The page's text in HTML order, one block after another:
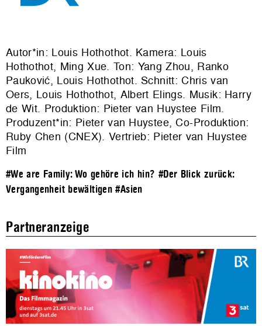
Autor*in: Louis Hothothot. Kamera: Louis
Hothothot, Ming Xue. Ton: Yang Zhou, Ranko
Pauković, Louis Hothothot. Schnitt: Chris van
Oers, Louis Hothothot, Albert Elings. Musik: Harry
de Wit. Produktion: Pieter van Huystee Film.
Produzent*in: Pieter van Huystee, Co-Produktion:
Ruby Chen (CNEX). Vertrieb: Pieter van Huystee
Film
#We are Family: Wo gehöre ich hin? #Der Blick zurück:
Vergangenheit bewältigen #Asien
Partneranzeige